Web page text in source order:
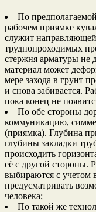
По
рабочем приямке
служит
труднопроходимых
стержня арматуры не
материал может
мере захода в грунт
и снова забивается.
пока конец не
По обе стороны
коммуникацию,
(приямка). Глубина
глубины закладки
происходить
её с другой стороны.
выбираются с учетом
предусматривать
человека;
По такой же